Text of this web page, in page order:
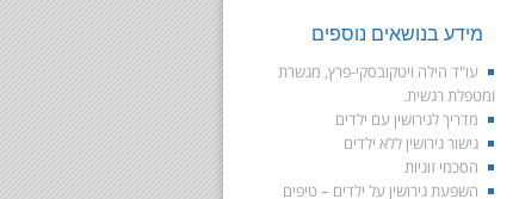
מידע בנושאים נוספים
עו"ד הילה ויטקובסקי-פרץ, מגשרת
ומטפלת רגשית.
מדריך לגירושין עם ילדים
גישור גירושין ללא ילדים
הסכמי זוגיות
השפעת גירושין על ילדים – טיפים